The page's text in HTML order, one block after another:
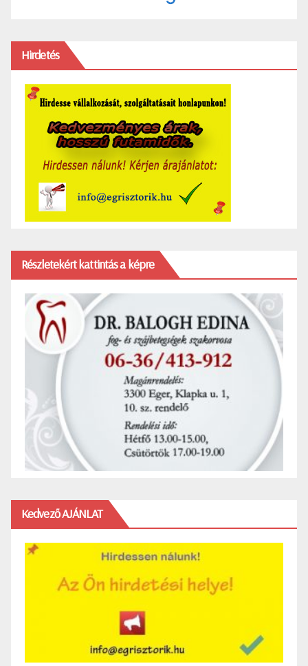
Hirdetés
Részletekért kattintás a képre
Kedvező AJÁNLAT